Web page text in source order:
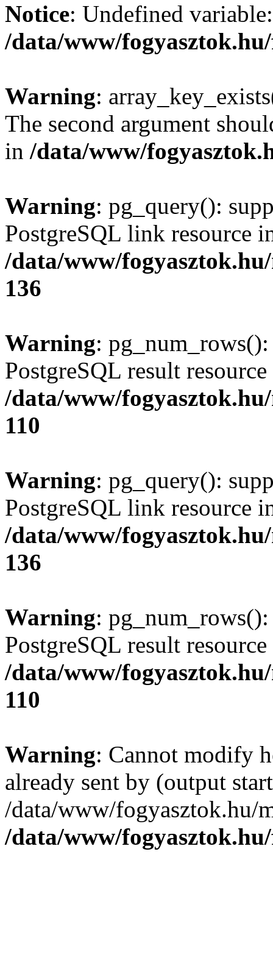
Notice: Undefined
/data/www/
Warning:
The second argument
in /data/www/
Warning: pg_query():
PostgreSQL link resource
/data/www/
136
Warning:
PostgreSQL result
/data/www/
110
Warning: pg_query():
PostgreSQL link resource
/data/www/
136
Warning:
PostgreSQL result
/data/www/
110
Warning: Cannot modify
already sent by (output
/data/www/fogyasztok.hu/
/data/www/